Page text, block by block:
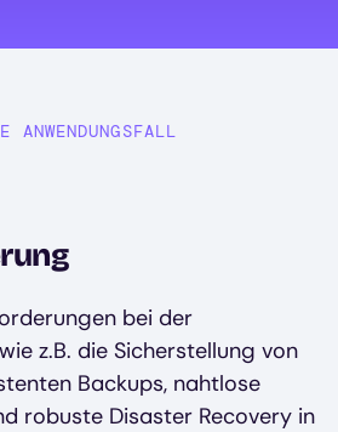
ANWENDUNGSFALL
bei der
z.B. die Sicherstellung von
Backups, nahtlose
robuste Disaster Recovery in